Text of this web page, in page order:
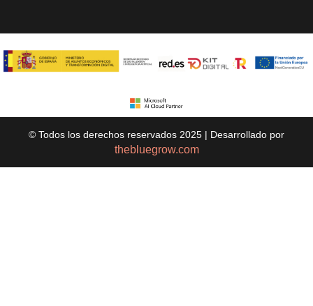
© Todos los derechos reservados 2025 | Desarrollado por
thebluegrow.com